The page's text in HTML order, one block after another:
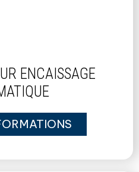
ENCAISSAGE